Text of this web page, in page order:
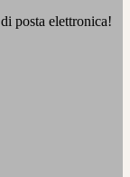
posta elettronica!